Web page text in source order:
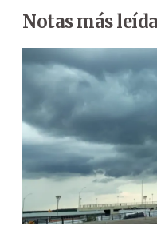
Notas más